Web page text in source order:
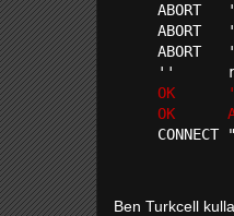
ABORT
ABORT
ABORT
OK
OK
Ben Turkcell